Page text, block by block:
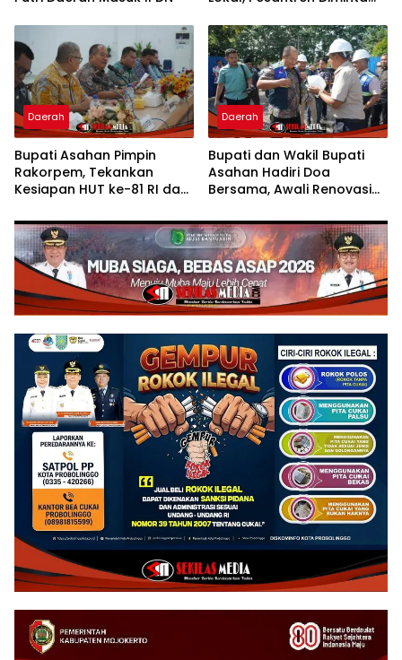
Daerah
Bupati Asahan Pimpin
Rakorpem, Tekankan
Kesiapan HUT ke-81 RI dan
Prioritas 2027
Daerah
Bupati dan Wakil Bupati
Asahan Hadiri Doa
Bersama, Awali Renovasi